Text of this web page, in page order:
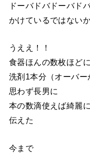
ドーバドバドーバド
かけているではないか
うええ！！
食器ほんの数枚ほどに
洗剤1本分（オーバー
思わず長男に
本の数滴使えば綺麗
伝えた
今まで